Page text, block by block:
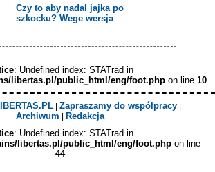
Czy to aby nadal jajka po
szkocku? Wege wersja
: Undefined index: STATrad in
libertas.pl/public_html/eng/foot.php on line 10
| Zapraszamy do współpracy|
Archiwum
Redakcja
: Undefined index: STATrad in
libertas.pl/public_html/eng/foot.php on line
44